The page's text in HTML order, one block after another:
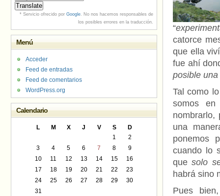
“
catorce
que ella
fue ahí
posible
Tal como
somos en
nombrarlo,
una
ponemos
cuando lo
quesolo
habrá sino
Pues
* Servicio ofrecido por Google. No nos hacemos responsables de
los posibles errores en la traducción.
Menú
Acceder
Feed de entradas
Feed de comentarios
WordPress.org
Calendario
L M X J V S
D
1
2
3
4 5 6 7 8
9
10
11 12 13 14 15
16
17
18 19 20 21 22
23
24
25 26 27 28 29
30
31